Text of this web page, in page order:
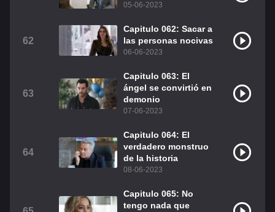
05-06-2023
62
Capitulo 062: Sacar a
las personas nocivas
06-06-2023
63
Capitulo 063: El
ángel se convirtió en
demonio
07-06-2023
64
Capitulo 064: El
verdadero monstruo
de la historia
08-06-2023
Capitulo 065: No
tengo nada que